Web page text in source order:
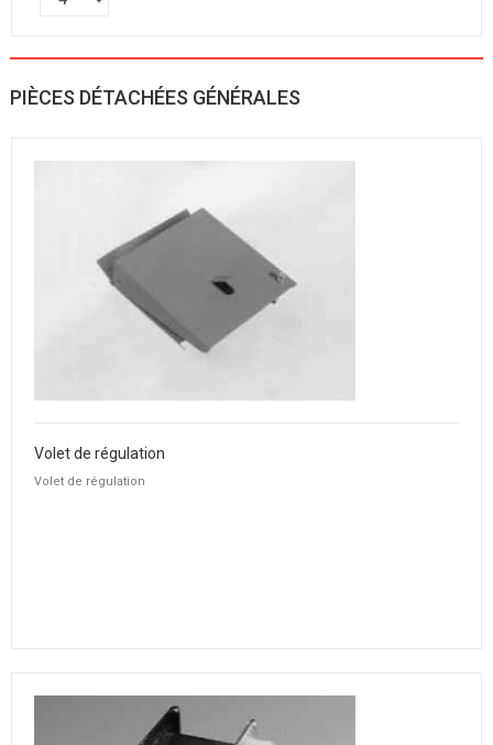
PIÈCES DÉTACHÉES GÉNÉRALES
Volet de régulation
Volet de régulation